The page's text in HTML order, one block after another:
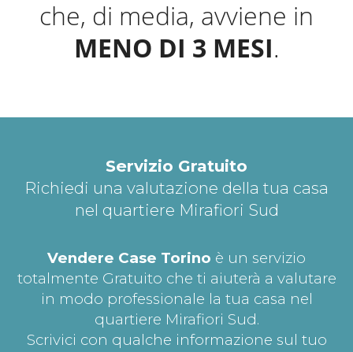
che, di media, avviene in
MENO DI 3 MESI.
Servizio Gratuito
Richiedi una valutazione della tua casa
nel quartiere Mirafiori Sud
Vendere Case Torino è un servizio
totalmente Gratuito che ti aiuterà a valutare
in modo professionale la tua casa nel
quartiere Mirafiori Sud.
Scrivici con qualche informazione sul tuo